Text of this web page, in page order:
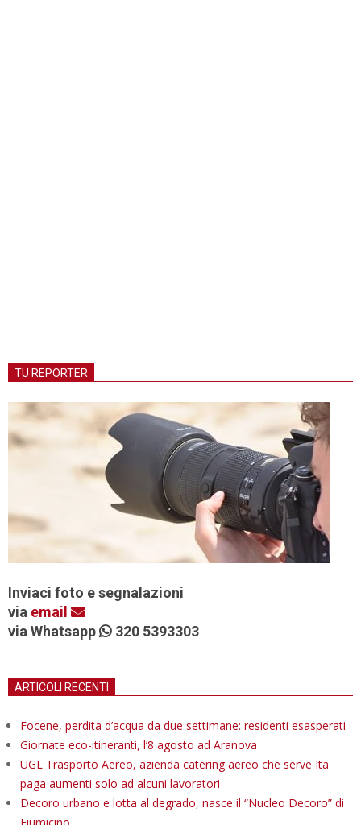
TU REPORTER
Inviaci foto e segnalazioni
via email
via Whatsapp
320 5393303
ARTICOLI RECENTI
Focene, perdita d’acqua da due settimane: residenti esasperati
Giornate eco-itineranti, l’8 agosto ad Aranova
UGL Trasporto Aereo, azienda catering aereo che serve Ita
paga aumenti solo ad alcuni lavoratori
Decoro urbano e lotta al degrado, nasce il “Nucleo Decoro” di